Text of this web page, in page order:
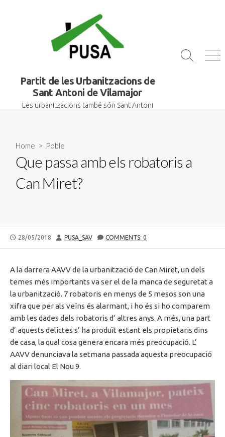
Partit de les Urbanitzacions de
Sant Antoni de Vilamajor
Les urbanitzacions també són Sant Antoni
Search
Home > Poble
Que passa amb els robatoris a
Can Miret?
PUBLISHED
28/05/2018 AUTHOR
PUSA_SAV COMMENTS: 0
A la darrera AAVV de la urbanització de Can Miret, un dels
temes més importants va ser el de la manca de seguretat a
la urbanització. 7 robatoris en menys de 5 mesos son una
xifra que per als veïns és alarmant, i ho és si ho comparem
amb les dades dels robatoris d’ altres anys. A més, una part
d’ aquests delictes s’ ha produït estant els propietaris dins
de casa, la qual cosa genera encara més preocupació. L’
AAVV denunciava la setmana passada aquesta preocupació
al diari local El Nou 9.